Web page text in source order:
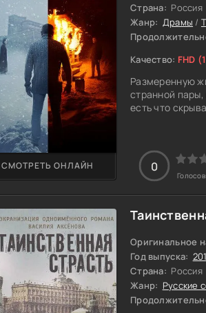
Страна: Россия
Жанр: Драмы /
Качество: FHD
Размеренную
странной
есть что
СМОТРЕТЬ ОНЛАЙН 0
Голосов:
Оригинальное
Год выпуска:
Страна: Россия
Жанр: Русские